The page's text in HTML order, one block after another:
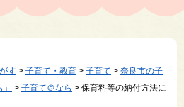
す > 子育て・教育 > 子育て > 奈良市の子
> 子育て＠なら > 保育料等の納付方法に